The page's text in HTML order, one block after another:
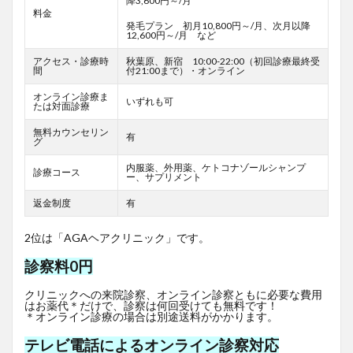
料金
発毛プラン 初月10,800円～/月、次月以降
12,600円～/月 など
アクセス・診療時
間
秋葉原、新宿 10:00-22:00（初回診療最終受
付21:00まで）・オンライン
オンライン診療ま
たは対面診療
いずれも可
無料カウンセリン
グ
有
診療コース
内服薬、外用薬、ケトコナゾールシャンプ
ー、サプリメント
返金制度 有
2位は「AGAヘアクリニック」です。
診察料0円
クリニックへの来院診察、オンライン診察ともに必要な費用
はお薬代＊だけで、診察は何回受けても無料です！
＊オンライン診療の場合は別途送料がかかります。
テレビ電話によるオンライン診察対応